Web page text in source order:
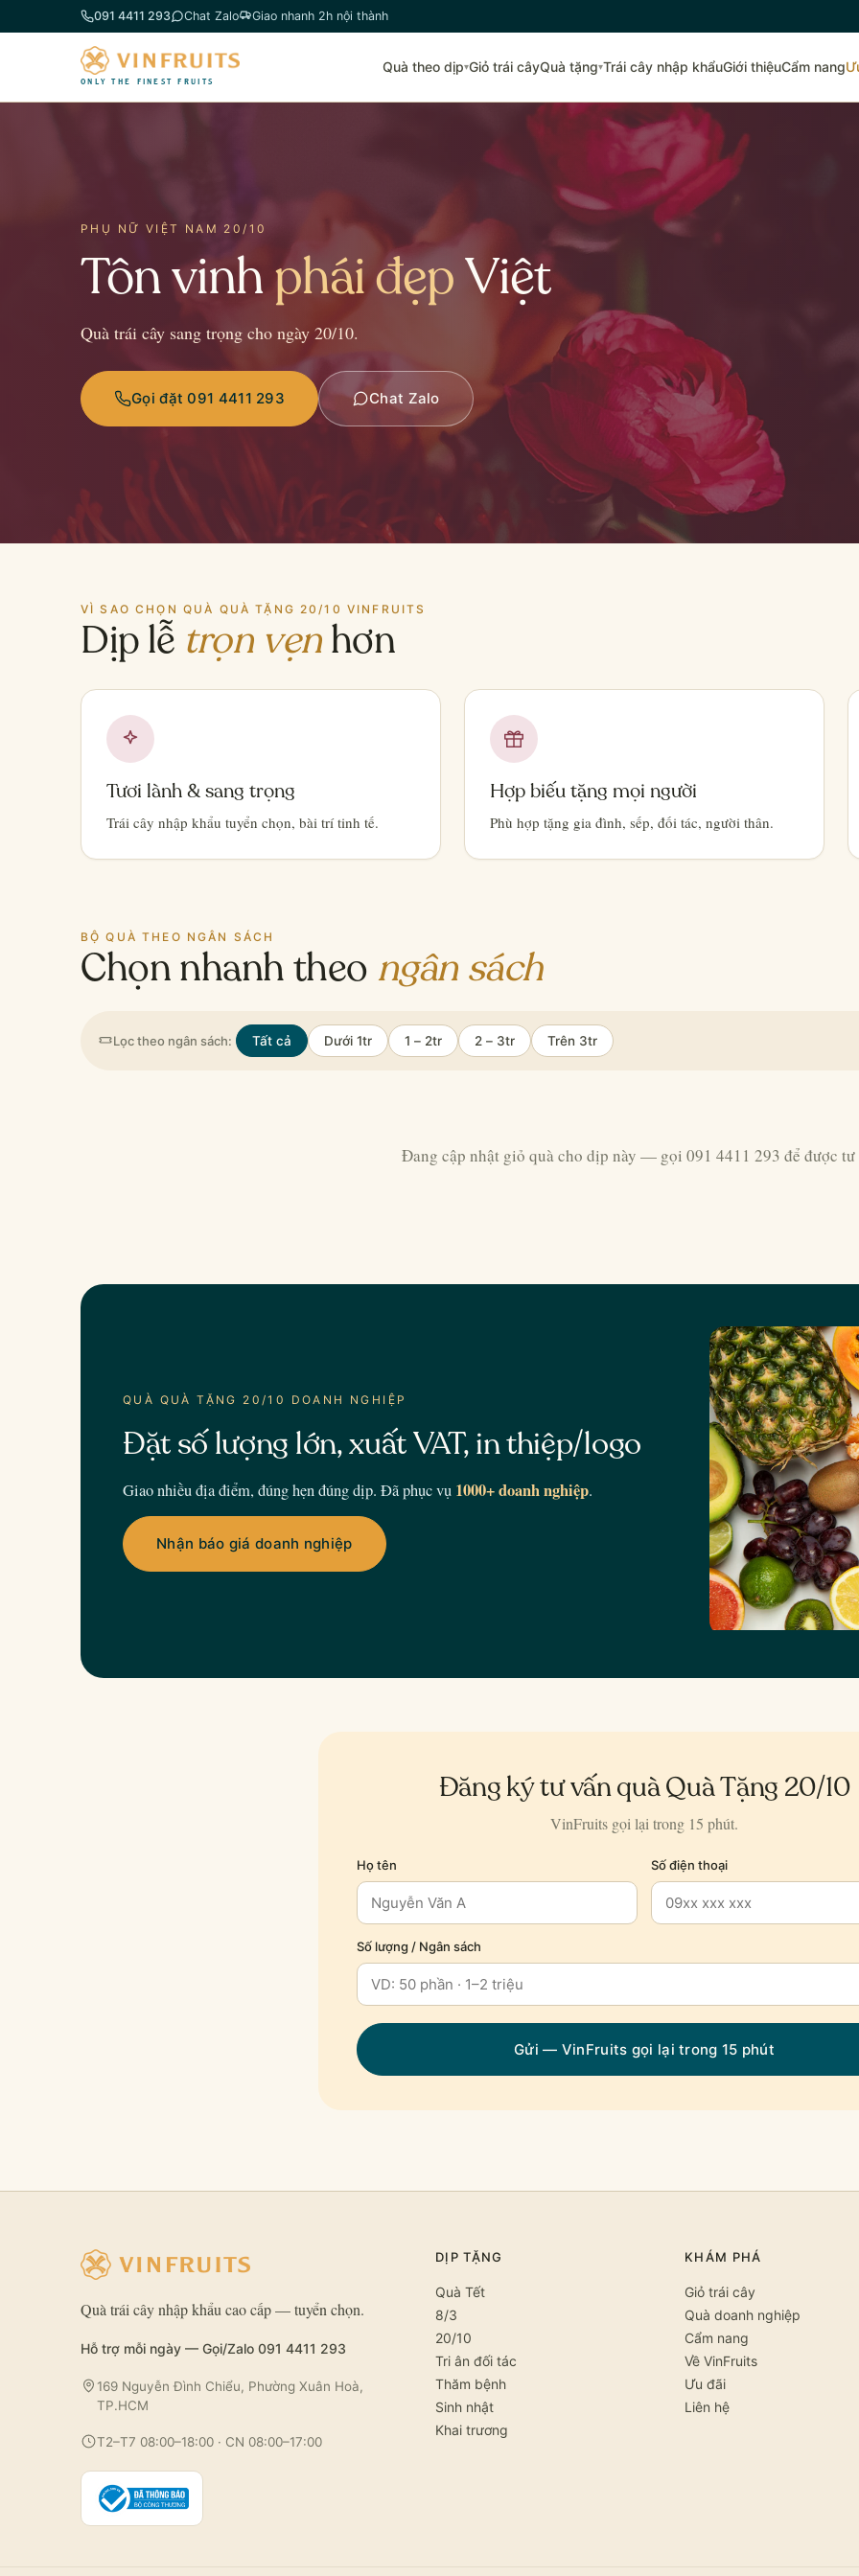
đến
dung
091 4411 293 Chat Zalo Giao nhanh 2h nội thành
ONLY THE FINEST FRUITS
Quà theo dịp▾Giỏ trái câyQuà tặng▾Trái cây nhập khẩuGiới thiệuCẩm nang
PHỤ NỮ VIỆT NAM 20/10
Tôn vinhphái đẹpViệt
Quà trái cây sang trọng cho ngày 20/10.
Gọi đặt 091 4411 293 Chat Zalo
VÌ SAO CHỌN QUÀ QUÀ TẶNG 20/10 VINFRUITS
Dịp lễ trọn vẹnhơn
Tươi lành & sang trọng
Trái cây nhập khẩu tuyển chọn, bài trí tinh tế.
Hợp biếu tặng mọi người
Phù hợp tặng gia đình, sếp, đối tác, người thân.
BỘ QUÀ THEO NGÂN SÁCH
Chọn nhanh theongân sách
Lọc theo ngân sách: Tất cả Dưới 1tr 1 – 2tr 2 – 3tr Trên 3tr
Đang cập nhật giỏ quà cho dịp này — gọi 091 4411 293 để được tư
QUÀ QUÀ TẶNG 20/10 DOANH NGHIỆP
Đặt số lượng lớn, xuất VAT, in thiệp/logo
Giao nhiều địa điểm, đúng hẹn đúng dịp. Đã phục vụ 1000+ doanh nghiệp.
Nhận báo giá doanh nghiệp
Đăng ký tư vấn quà Quà Tặng 20/10
VinFruits gọi lại trong 15 phút.
Họ tên Số điện thoại
Số lượng / Ngân sách
Gửi — VinFruits gọi lại trong 15 phút
Quà trái cây nhập khẩu cao cấp — tuyển chọn.
Hỗ trợ mỗi ngày — Gọi/Zalo 091 4411 293
169 Nguyễn Đình Chiểu, Phường Xuân Hoà,
TP.HCM
T2–T7 08:00–18:00 · CN 08:00–17:00
DỊP TẶNG
Quà Tết
8/3
20/10
Tri ân đối tác
Thăm bệnh
Sinh nhật
Khai trương
KHÁM PHÁ
Giỏ trái cây
Quà doanh nghiệp
Cẩm nang
Về VinFruits
Ưu đãi
Liên hệ